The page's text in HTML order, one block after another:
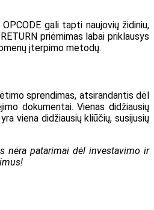
gali tapti naujovių židiniu,
priėmimas labai priklausys
įterpimo metodų.
sprendimas, atsirandantis dėl
dokumentai. Vienas didžiausių
viena didžiausių kliūčių, susijusių
nėra patarimai dėl investavimo ir